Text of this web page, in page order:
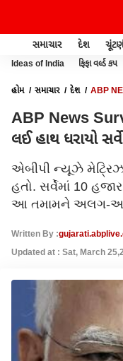
સમાચાર દેશ
Ideas of India ફિફા વર્લ્ડ કપ
હોમ સમાચાર દેશ
ABP
ABP News
લઈ હાથ ધરાયો
એબીપી ન્યૂઝે મેટ્રિઝ
હતો. સર્વેમાં 10
આ તમામને અલગ-
Written By :
Updated at : Sat, March